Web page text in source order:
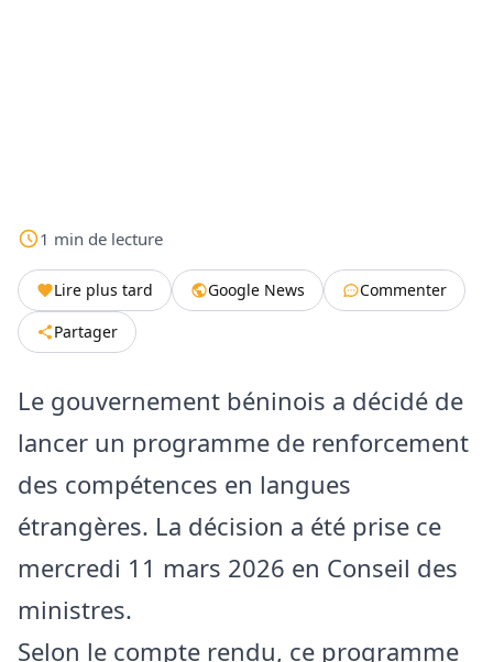
1 min de lecture
Lire plus tard Google News
Commenter
Partager
Le gouvernement béninois a décidé de
lancer un programme de renforcement
des compétences en langues
étrangères. La décision a été prise ce
mercredi 11 mars 2026 en Conseil des
ministres.
Selon le compte rendu, ce programme